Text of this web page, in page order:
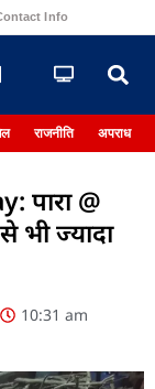
Info
राजनीति अपराध
पारा @
भी ज्यादा
10:31 am